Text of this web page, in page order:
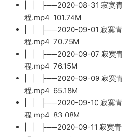
| | ├──2020-08-31 寂寞青
程.mp4 101.74M
| | ├──2020-09-01 寂寞青
程.mp4 70.75M
| | ├──2020-09-07 寂寞青
程.mp4 76.15M
| | ├──2020-09-09 寂寞青
程.mp4 65.18M
| | ├──2020-09-10 寂寞青
程.mp4 83.08M
| | ├──2020-09-11 寂寞青